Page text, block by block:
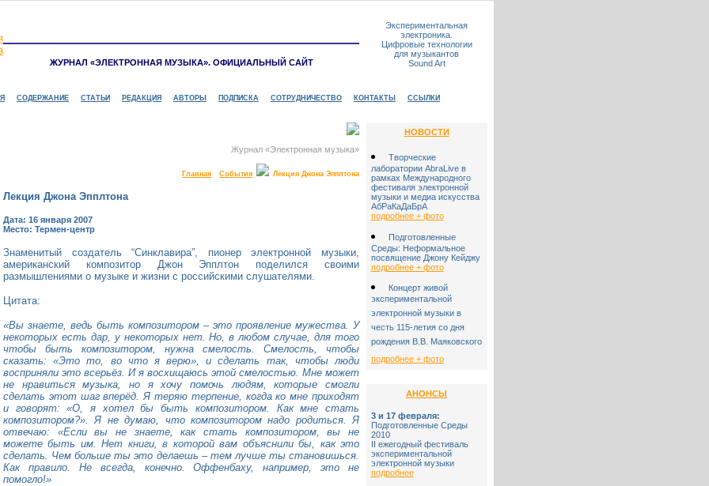
ЖУРНАЛ «ЭЛЕКТРОННАЯ МУЗЫКА». ОФИЦИАЛЬНЫЙ САЙТ
Экспериментальная
электроника.
Цифровые технологии
для музыкантов
Sound Art
СОДЕРЖАНИЕ СТАТЬИ РЕДАКЦИЯ АВТОРЫ ПОДПИСКА СОТРУДНИЧЕСТВО КОНТАКТЫ ССЫЛКИ
Журнал «Электронная музыка»
Главная События Лекция Джона Эпплтона
Лекция Джона Эпплтона
Дата: 16 января 2007
Место: Термен-центр
Знаменитый создатель “Синклавира”, пионер электронной музыки,
американский композитор Джон Эпплтон поделился своими
размышлениями о музыке и жизни с российскими слушателями.
Цитата:
«Вы знаете, ведь быть композитором – это проявление мужества. У
некоторых есть дар, у некоторых нет. Но, в любом случае, для того
чтобы быть композитором, нужна смелость. Смелость, чтобы
сказать: «Это то, во что я верю», и сделать так, чтобы люди
восприняли это всерьёз. И я восхищаюсь этой смелостью. Мне может
не нравиться музыка, но я хочу помочь людям, которые смогли
сделать этот шаг вперёд. Я теряю терпение, когда ко мне приходят
и говорят: «О, я хотел бы быть композитором. Как мне стать
композитором?». Я не думаю, что композитором надо родиться. Я
отвечаю: «Если вы не знаете, как стать композитором, вы не
можете быть им. Нет книги, в которой вам объяснили бы, как это
сделать. Чем больше ты это делаешь – тем лучше ты становишься.
Как правило. Не всегда, конечно. Оффенбаху, например, это не
помогло!»
НОВОСТИ
Творческие
лаборатории AbraLive в
рамках Международного
фестиваля электронной
музыки и медиа искусства
АбРаКаДаБрА
подробнее + фото
Подготовленные
Среды: Неформальное
посвящение Джону Кейджу
подробнее + фото
Концерт живой
экспериментальной
электронной музыки в
честь 115-летия со дня
рождения В.В. Маяковского
подробнее + фото
АНОНСЫ
3 и 17 февраля:
Подготовленные Среды
2010
II ежегодный фестиваль
экспериментальной
электронной музыки
подробнее